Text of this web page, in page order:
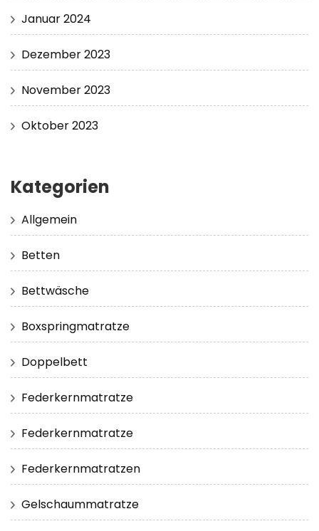
Januar 2024
Dezember 2023
November 2023
Oktober 2023
Kategorien
Allgemein
Betten
Bettwäsche
Boxspringmatratze
Doppelbett
Federkernmatratze
Federkernmatratze
Federkernmatratzen
Gelschaummatratze